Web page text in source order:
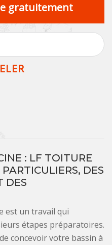
gratuitement
: LF TOITURE
DES
DES
est un travail qui
étapes préparatoires.
concevoir votre bassin à